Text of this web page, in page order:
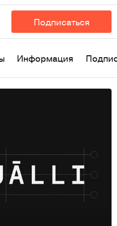
Подписаться
Информация